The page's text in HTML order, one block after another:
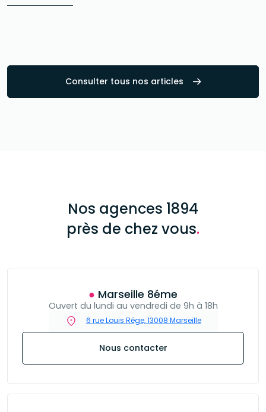
Consulter tous nos articles
Nos agences 1894
près de chez vous.
● Marseille 8éme
Ouvert du lundi au vendredi de 9h à 18h
6 rue Louis Rége, 13008 Marseille
Nous contacter